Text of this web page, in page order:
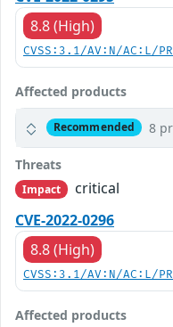
8.8 (High)
CVSS:3.1/AV:N/AC:L/
Affected products
Recommended 8
Threats
Impact
critical
CVE-2022-0296
8.8 (High)
CVSS:3.1/AV:N/AC:L/
Affected products